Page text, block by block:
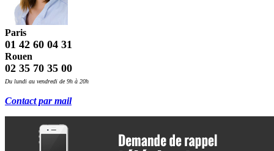
Paris
01 42 60 04 31
Rouen
02 35 70 35 00
Du lundi au vendredi de 9h à 20h
Contact par mail